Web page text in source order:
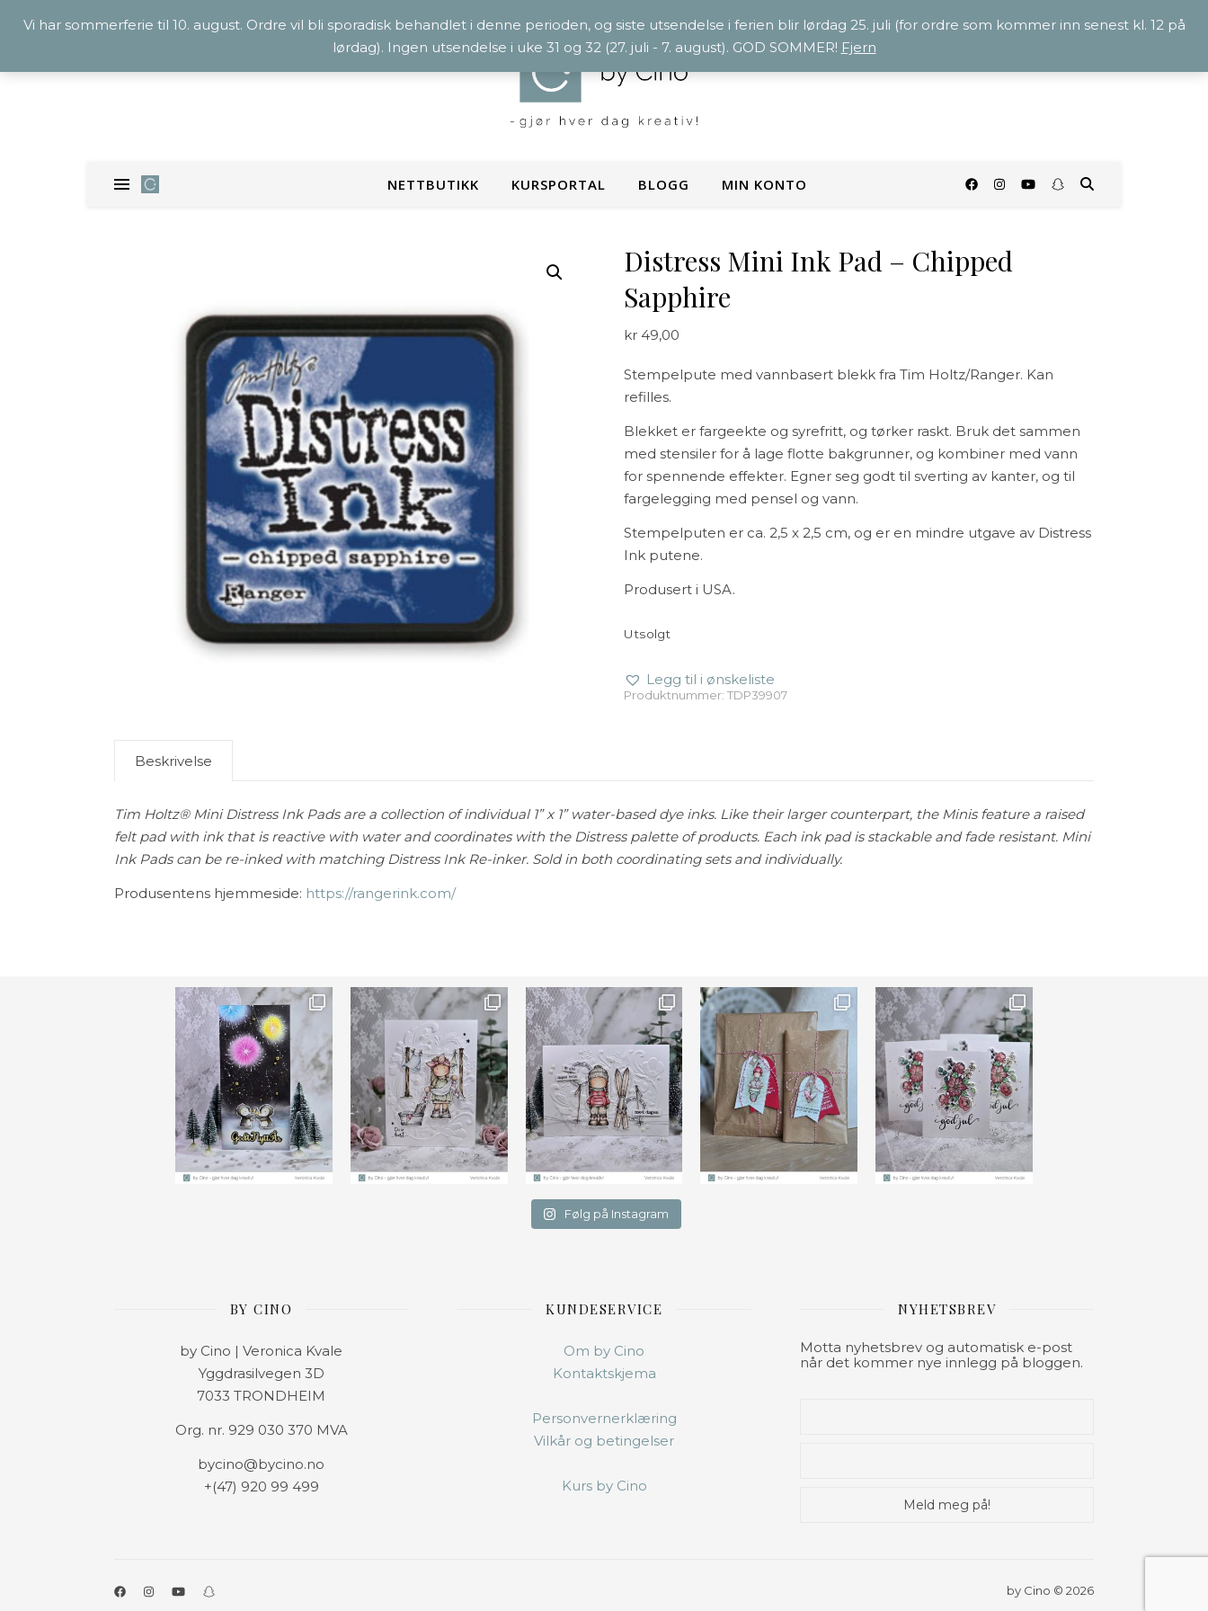
NETTBUTIKK KURSPORTAL BLOGG MIN KONTO
Distress Mini Ink Pad – Chipped
Sapphire
kr49,00
Stempelpute med vannbasert blekk fra Tim Holtz/Ranger. Kan
refilles.
Blekket er fargeekte og syrefritt, og tørker raskt. Bruk det sammen
med stensiler for å lage flotte bakgrunner, og kombiner med vann
for spennende effekter. Egner seg godt til sverting av kanter, og til
fargelegging med pensel og vann.
Stempelputen er ca. 2,5 x 2,5 cm, og er en mindre utgave av Distress
Ink putene.
Produsert i USA.
Utsolgt
Legg til i ønskeliste
Produktnummer: TDP39907
Beskrivelse
Tim Holtz® Mini Distress Ink Pads are a collection of individual 1” x 1” water-based dye inks. Like their larger counterpart, the Minis feature a raised
felt pad with ink that is reactive with water and coordinates with the Distress palette of products. Each ink pad is stackable and fade resistant. Mini
Ink Pads can be re-inked with matching Distress Ink Re-inker. Sold in both coordinating sets and individually.
Produsentens hjemmeside: https://rangerink.com/
Ønsk Farge
Følg på Instagram
BY CINO
by Cino | Veronica Kvale
Yggdrasilvegen 3D
7033 TRONDHEIM
Org. nr. 929 030 370 MVA
bycino@bycino.no
+(47) 920 99 499
KUNDESERVICE
Om by Cino
Kontaktskjema
Personvernerklæring
Vilkår og betingelser
Kurs by Cino
NYHETSBREV
Motta nyhetsbrev og automatisk e-post
når det kommer nye innlegg på bloggen.
by Cino © 2026
Vi har sommerferie til 10. august. Ordre vil bli sporadisk behandlet i denne perioden, og siste utsendelse i ferien blir lørdag 25. juli (for ordre som kommer inn senest kl. 12 på
lørdag). Ingen utsendelse i uke 31 og 32 (27. juli - 7. august). GOD SOMMER! Fjern